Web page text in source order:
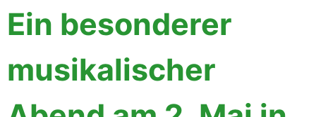
Ein besonderer
musikalischer